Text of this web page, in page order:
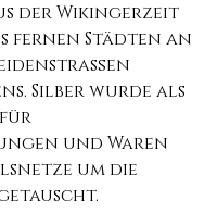
der Wikingerzeit
fernen Städten an
Silber wurde als
für
und Waren
um die